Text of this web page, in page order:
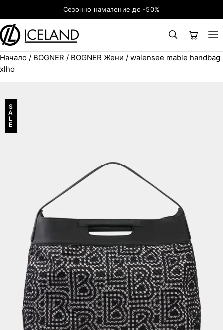
Към съдържаниетоСезонно намаление до -50%
Search for:
ТЪРСЕНЕ ×
Начало / BOGNER / BOGNER Жени / walensee mable handbag
xlho
S
A
L
E